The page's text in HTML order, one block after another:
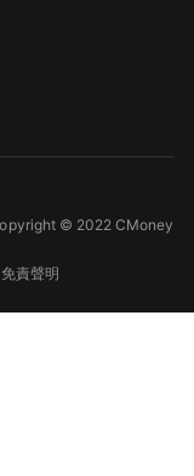
© 2022 CMoney
免責聲明